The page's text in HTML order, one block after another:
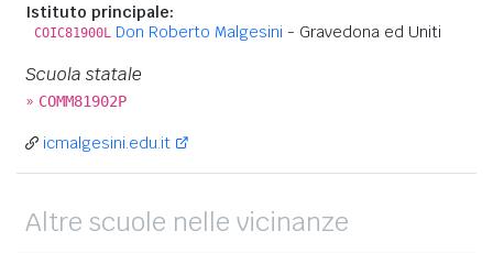
Istituto principale:
COIC81900L Don Roberto Malgesini - Gravedona ed Uniti
Scuola statale
» COMM81902P
icmalgesini.edu.it
Altre scuole nelle vicinanze